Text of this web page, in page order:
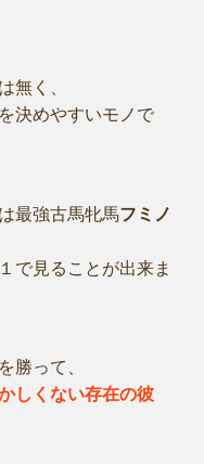
無く、
決めやすいモノで
最強古馬牝馬フミノ
で見ることが出来ま
勝って、
しくない存在の彼